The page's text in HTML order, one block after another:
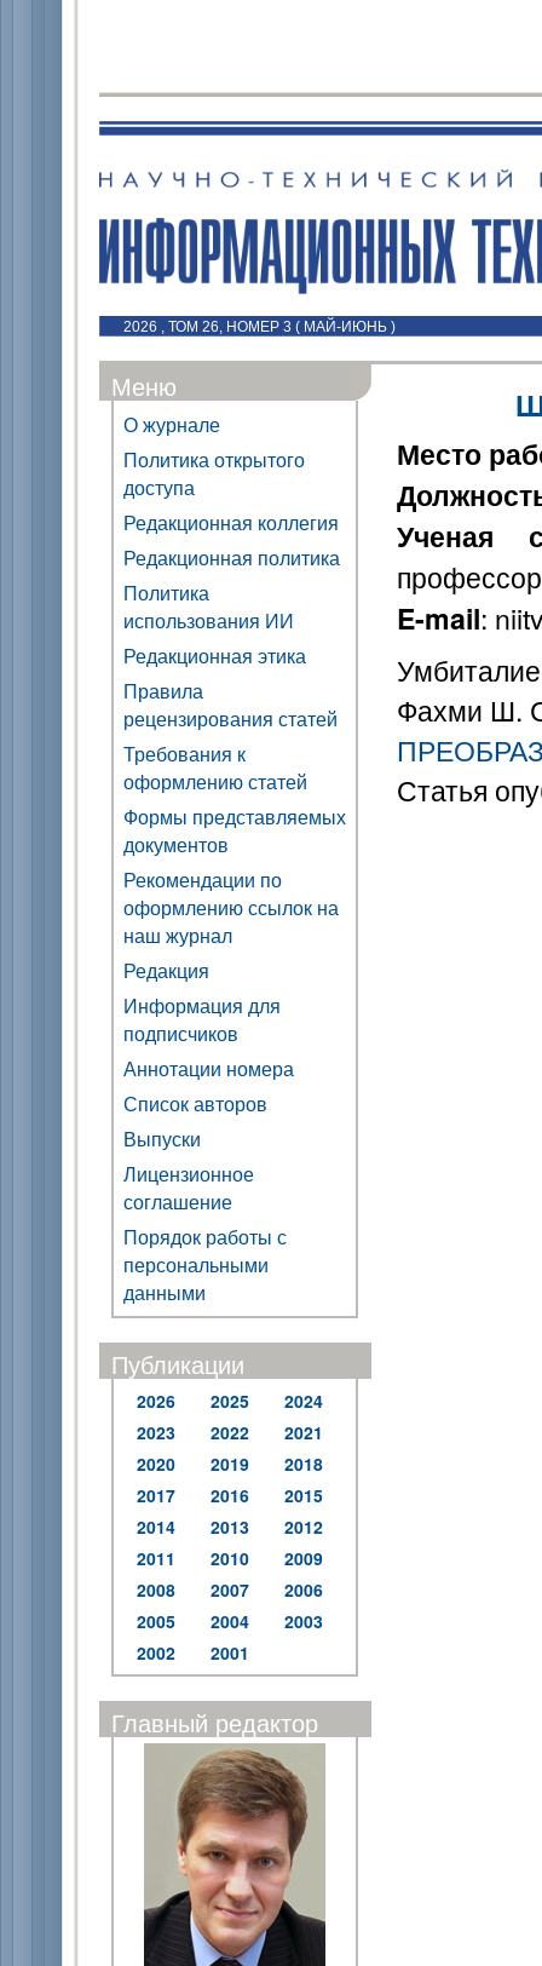
2026 , ТОМ 26, НОМЕР 3 ( МАЙ-ИЮНЬ )
Меню
О журнале
Политика открытого
доступа
Редакционная коллегия
Редакционная политика
Политика
использования ИИ
Редакционная этика
Правила
рецензирования статей
Требования к
оформлению статей
Формы представляемых
документов
Рекомендации по
оформлению ссылок на
наш журнал
Редакция
Информация для
подписчиков
Аннотации номера
Список авторов
Выпуски
Лицензионное
соглашение
Порядок работы с
персональными
данными
Публикации
2026 2025
2024
2023
2022
2021
2020
2019
2018
2017
2016
2015
2014
2013
2012
2011
2010
2009
2008
2007
2006
2005
2004
2003
2002
2001
Главный редактор
Место
Ученая
профессор
E-mail:
Фахми Ш.
Статья